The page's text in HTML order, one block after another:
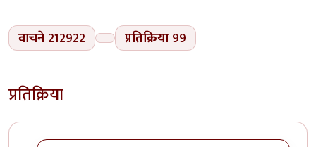
वाचने 212922 प्रतिक्रिया 99
प्रतिक्रिया